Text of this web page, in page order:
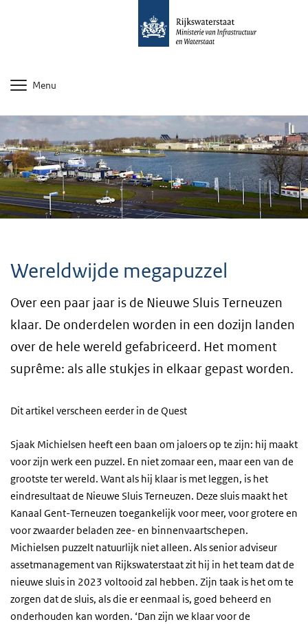
Menu
Wereldwijde megapuzzel
Over een paar jaar is de Nieuwe Sluis Terneuzen
klaar. De onderdelen worden in een dozijn landen
over de hele wereld gefabriceerd. Het moment
suprême: als alle stukjes in elkaar gepast worden.
Dit artikel verscheen eerder in de Quest
Sjaak Michielsen heeft een baan om jaloers op te zijn: hij maakt
voor zijn werk een puzzel. En niet zomaar een, maar een van de
grootste ter wereld. Want als hij klaar is met leggen, is het
eindresultaat de Nieuwe Sluis Terneuzen. Deze sluis maakt het
Kanaal Gent-Terneuzen toegankelijk voor meer, voor grotere en
voor zwaarder beladen zee- en binnenvaartschepen.
Michielsen puzzelt natuurlijk niet alleen. Als senior adviseur
assetmanagement van Rijkswaterstaat zit hij in het team dat de
nieuwe sluis in 2023 voltooid zal hebben. Zijn taak is het om te
zorgen dat de sluis, als die er eenmaal is, goed beheerd en
onderhouden kan worden. ‘Dan zijn we klaar voor de